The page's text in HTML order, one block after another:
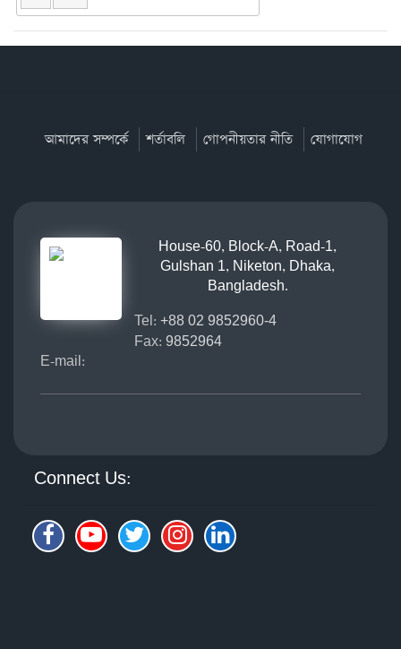
আমাদের সম্পর্কে শর্তাবলি গোপনীয়তার নীতি যোগাযোগ
House-60, Block-A, Road-1,
Gulshan 1, Niketon, Dhaka,
Bangladesh.
Tel: +88 02 9852960-4
Fax: 9852964
E-mail:
Connect Us: